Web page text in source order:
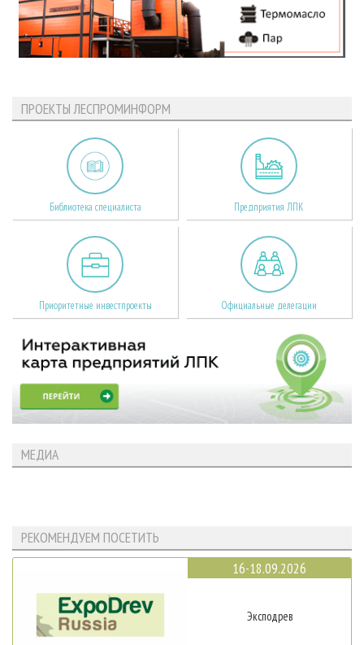
ПРОЕКТЫ ЛЕСПРОМИНФОРМ
Библиотека специалиста Предприятия ЛПК
Приоритетные инвестпроекты Официальные делегации
МЕДИА
РЕКОМЕНДУЕМ ПОСЕТИТЬ
16-18.09.2026
Эксподрев